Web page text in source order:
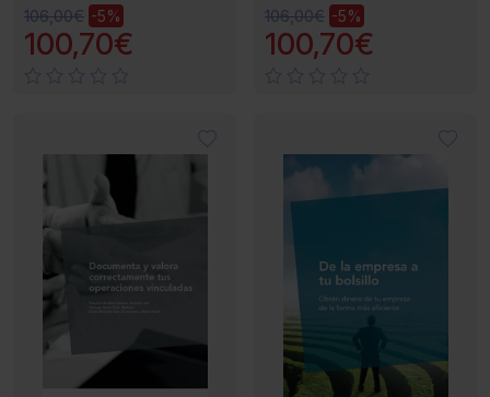
106,00€ -5%
100,70€
106,00€ -5%
100,70€